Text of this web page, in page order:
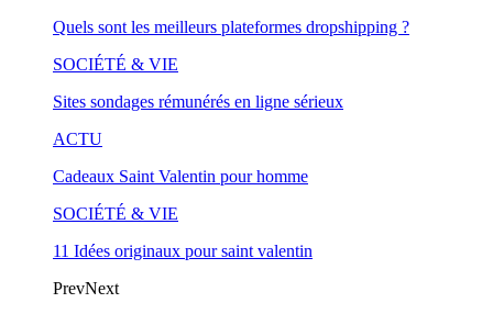
Quels sont les meilleurs plateformes dropshipping ?
SOCIÉTÉ & VIE
Sites sondages rémunérés en ligne sérieux
ACTU
Cadeaux Saint Valentin pour homme
SOCIÉTÉ & VIE
11 Idées originaux pour saint valentin
PrevNext